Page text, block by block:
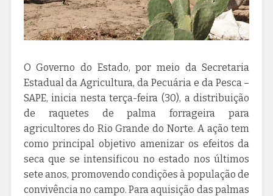
O Governo do Estado, por meio da Secretaria
Estadual da Agricultura, da Pecuária e da Pesca –
SAPE, inicia nesta terça-feira (30), a distribuição
de raquetes de palma forrageira para
agricultores do Rio Grande do Norte. A ação tem
como principal objetivo amenizar os efeitos da
seca que se intensificou no estado nos últimos
sete anos, promovendo condições à população de
convivência no campo. Para aquisição das palmas